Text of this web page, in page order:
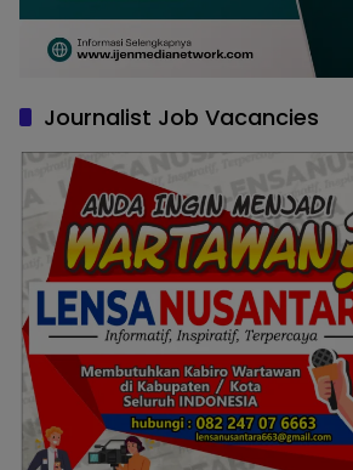
Journalist Job Vacancies